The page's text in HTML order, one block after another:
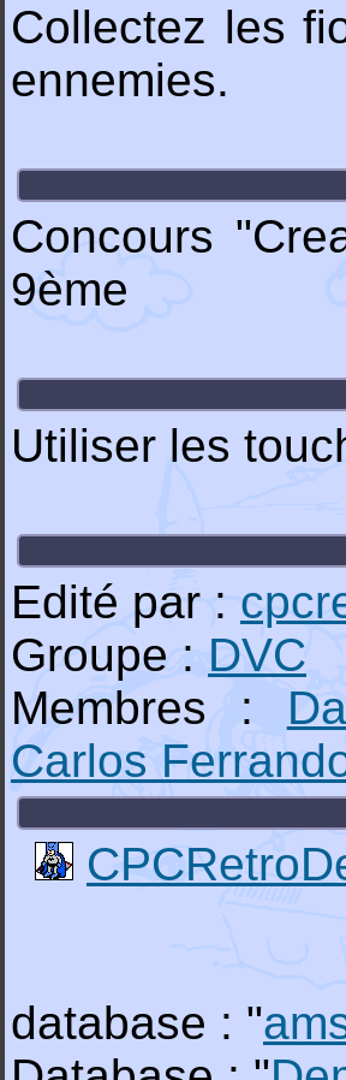
Collectez les
ennemies.
Concours
9ème
Utiliser les
Edité par :
Groupe : DVC
Membres :
Carlos
database : "